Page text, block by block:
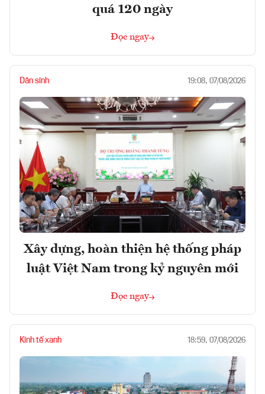
quá 120 ngày
Đọc ngay
Dân sinh 19:08, 07/08/2026
Xây dựng, hoàn thiện hệ thống pháp
luật Việt Nam trong kỷ nguyên mới
Đọc ngay
Kinh tế xanh 18:59, 07/08/2026